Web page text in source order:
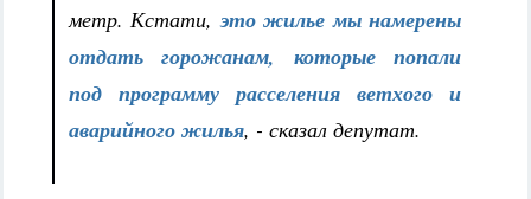
метр. Кстати,это жилье мы намерены
отдать горожанам, которые попали
под программу расселения ветхого и
аварийного жилья, - сказал депутат.